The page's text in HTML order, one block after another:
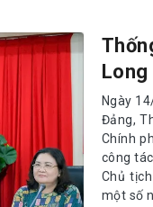
Long
Ngày
Đảng,
Chính
công
Chủ
một số